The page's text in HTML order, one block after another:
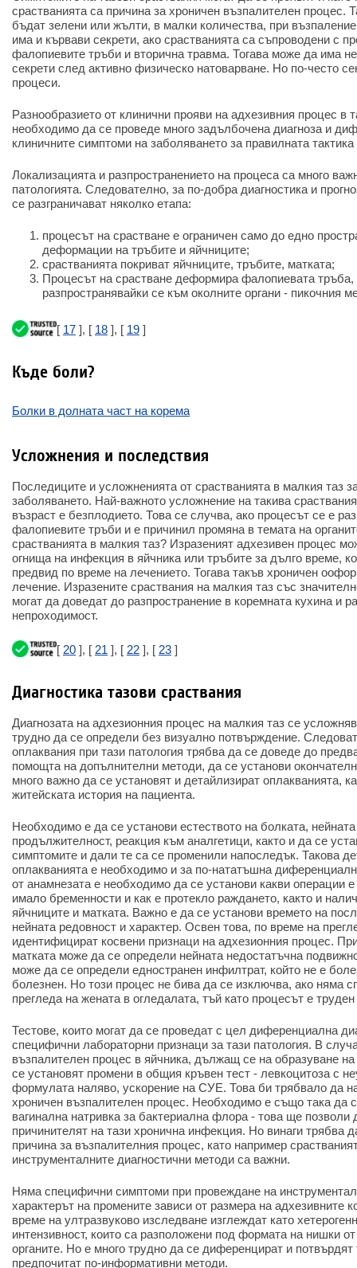
срастванията са причина за хроничен възпалителен процес.
бъдат зелени или жълти, в малки количества, при
има и кървави секрети, ако срастванията са съпроводени с
фалопиевите тръби и вторична травма. Тогава може да има
секрети след активно физическо натоварване. Но по-често
процеси.
Разнообразието от клинични прояви на адхезивния процес в
необходимо да се проведе много задълбочена диагноза и
клиничните симптоми на заболяването за правилната
Локализацията и разпространението на процеса са много
патологията. Следователно, за по-добра диагностика и
се разграничават няколко етапа:
процесът на срастване е ограничен само до едно
деформации на тръбите и яйчниците;
срастванията покриват яйчниците, тръбите, матката;
Процесът на срастване деформира фалопиевата тръба,
разпространявайки се към околните органи - пикочния
[ 17 ], [ 18 ], [ 19 ]
Къде боли?
Болки в долната част на корема
Усложнения и последствия
Последиците и усложненията от срастванията в малкия таз
заболяването. Най-важното усложнение на такива
възраст е безплодието. Това се случва, ако процесът се е
фалопиевите тръби и е причинил промяна в темата на
срастванията в малкия таз? Изразеният адхезивен процес
огнища на инфекция в яйчника или тръбите за дълго време,
предвид по време на лечението. Тогава такъв хроничен
лечение. Изразените сраствания на малкия таз със
могат да доведат до разпространение в коремната кухина и
непроходимост.
[ 20 ], [ 21 ], [ 22 ], [ 23 ]
Диагностика тазови сраствания
Диагнозата на адхезионния процес на малкия таз се
трудно да се определи без визуално потвърждение.
оплаквания при тази патология трябва да се доведе до
помощта на допълнителни методи, да се установи
много важно да се установят и детайлизират оплакванията,
житейската история на пациента.
Необходимо е да се установи естеството на болката,
продължителност, реакция към аналгетици, както и да се
симптомите и дали те са се променили напоследък. Такова
оплакванията е необходимо и за по-нататъшна
от анамнезата е необходимо да се установи какви операции
имало бременности и как е протекло раждането, както и
яйчниците и матката. Важно е да се установи времето на
нейната редовност и характер. Освен това, по време на
идентифицират косвени признаци на адхезионния процес.
матката може да се определи нейната недостатъчна
може да се определи едностранен инфилтрат, който не е
болезнен. Но този процес не бива да се изключва, ако няма
прегледа на жената в огледалата, тъй като процесът е
Тестове, които могат да се проведат с цел диференциална
специфични лабораторни признаци за тази патология. В
възпалителен процес в яйчника, дължащ се на образуване
се установят промени в общия кръвен тест - левкоцитоза с
формулата наляво, ускорение на СУЕ. Това би трябвало да
хроничен възпалителен процес. Необходимо е също така да
вагинална натривка за бактериална флора - това ще
причинителят на тази хронична инфекция. Но винаги трябва
причина за възпалителния процес, като например
инструменталните диагностични методи са важни.
Няма специфични симптоми при провеждане на
характерът на промените зависи от размера на адхезивните
време на ултразвуково изследване изглеждат като
интензивност, които са разположени под формата на нишки
органите. Но е много трудно да се диференцират и потвърдят
предпочитат по-информативни методи.